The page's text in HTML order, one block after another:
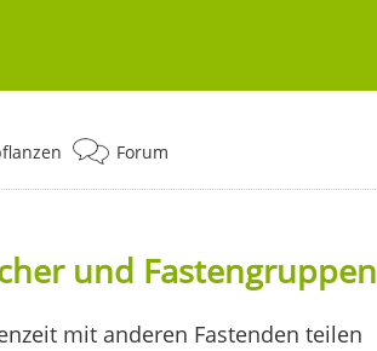
Forum
und Fastengruppen
mit anderen Fastenden teilen